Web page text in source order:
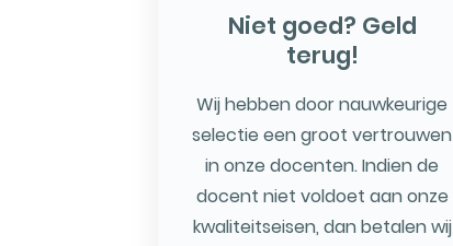
Niet goed? Geld
terug!
Wij hebben door nauwkeurige
selectie een groot vertrouwen
in onze docenten. Indien de
docent niet voldoet aan onze
kwaliteitseisen, dan betalen wij